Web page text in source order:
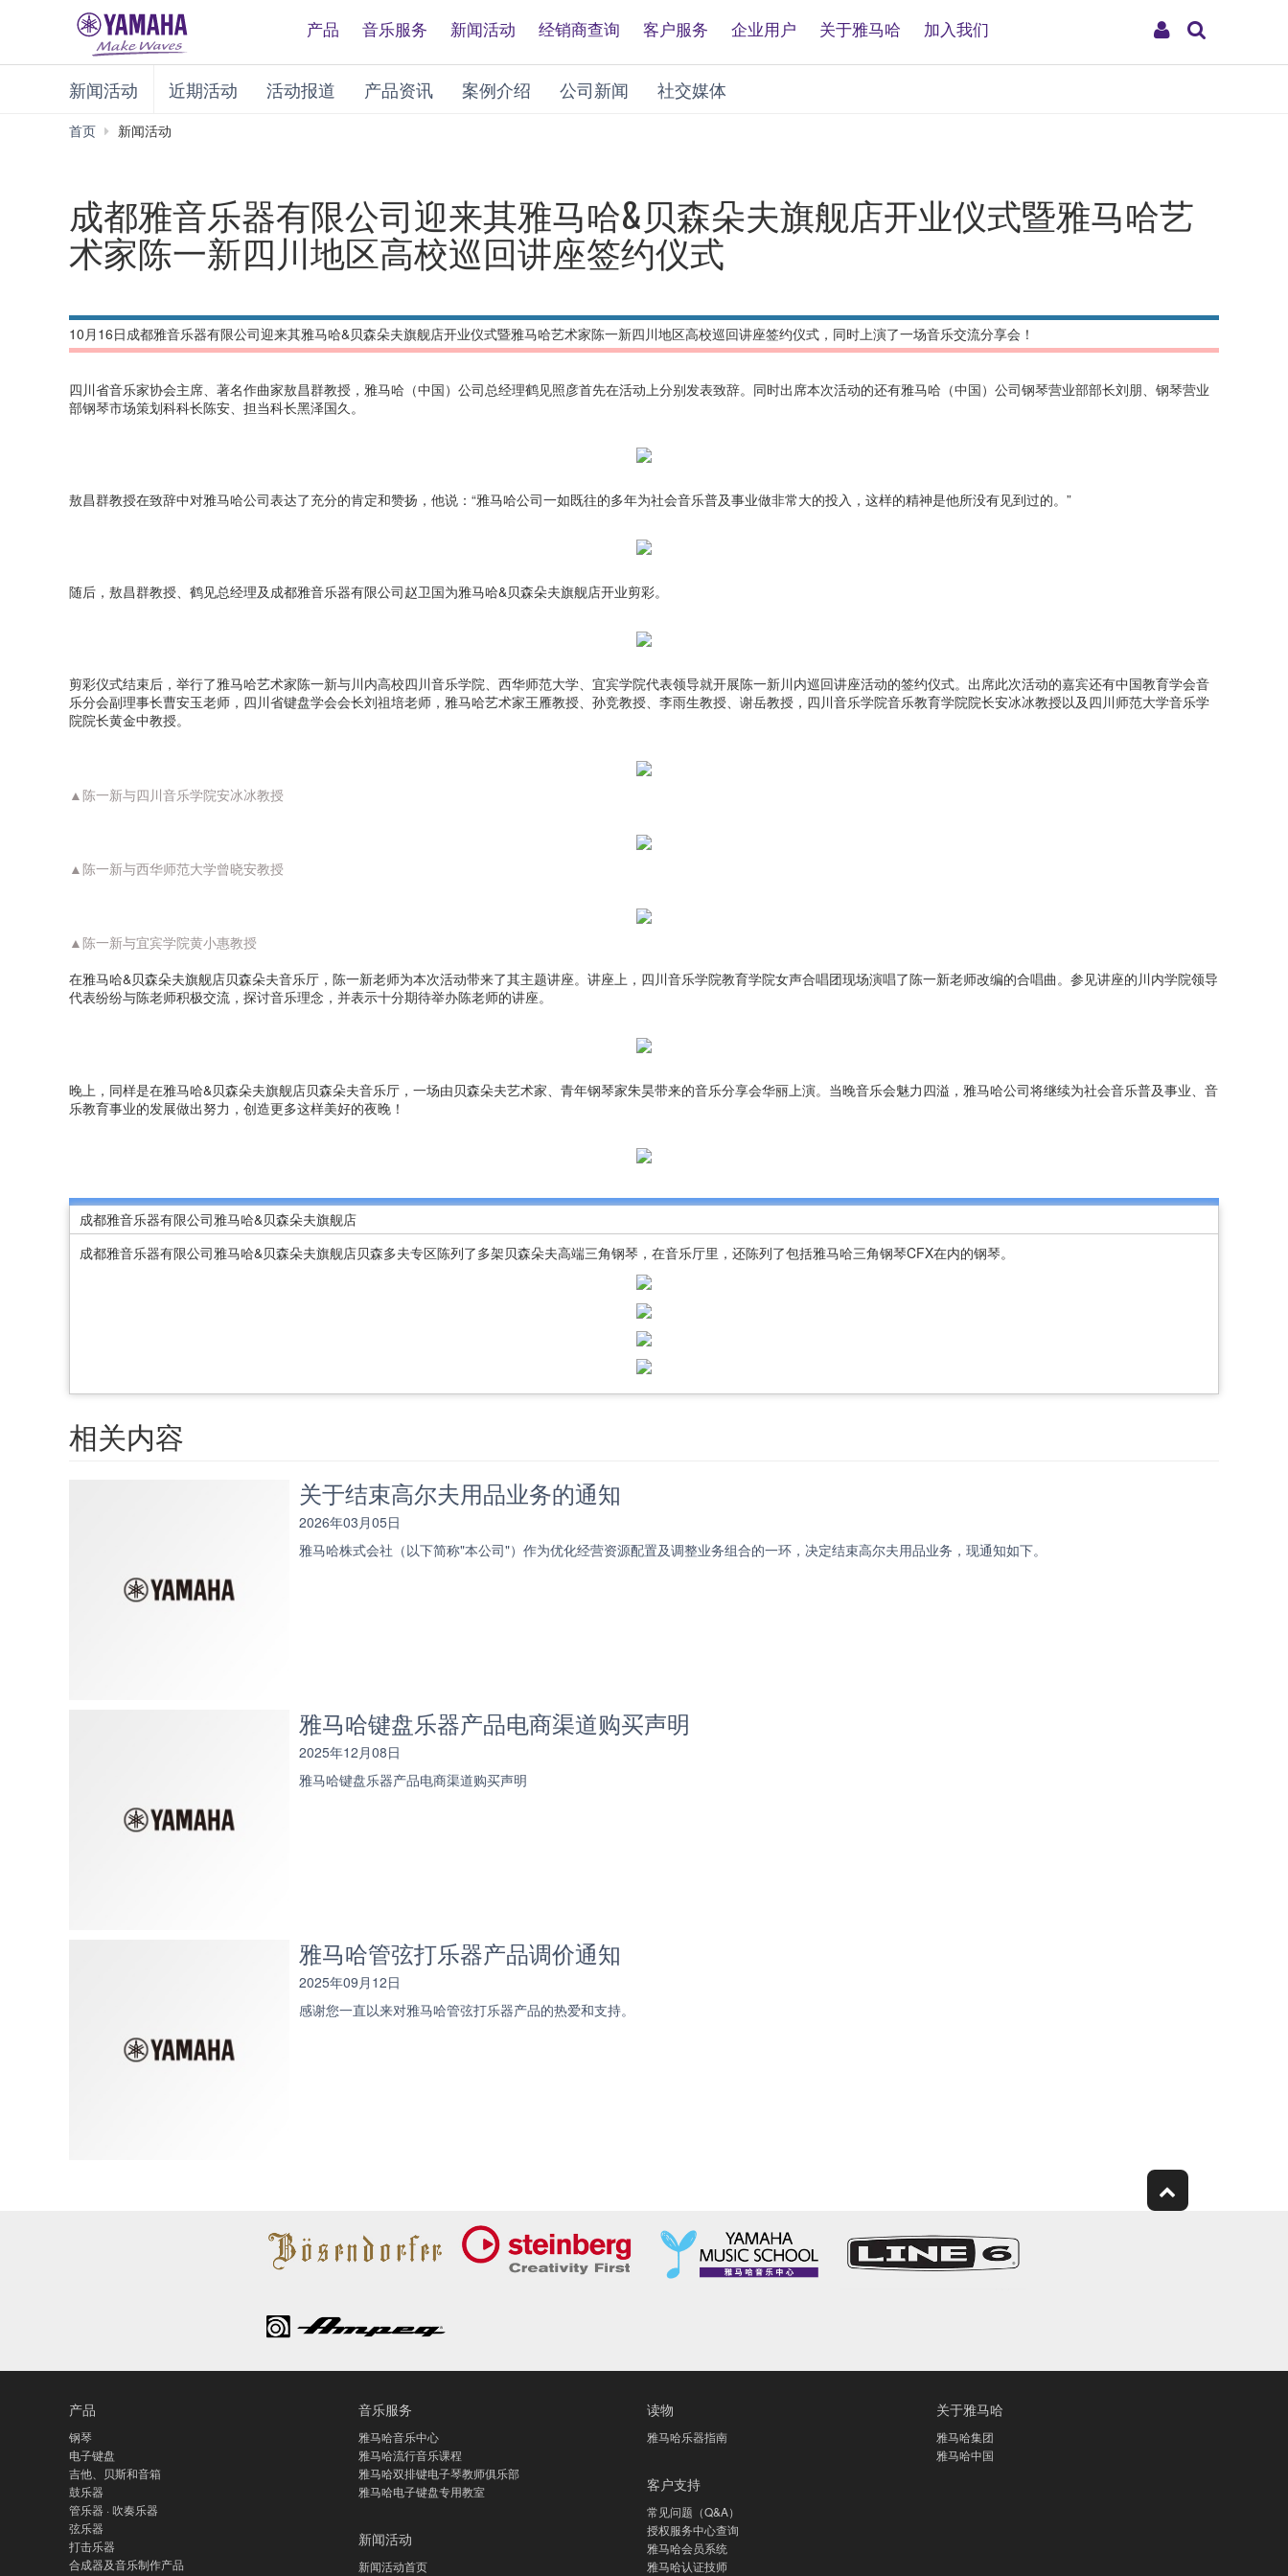
My
产品 音乐服务 新闻活动 经销商查询 客户服务 企业用户 关于雅马哈 加入我们
新闻活动 近期活动 活动报道 产品资讯 案例介绍 公司新闻 社交媒体
首页 新闻活动
成都雅音乐器有限公司迎来其雅马哈&贝森朵夫旗舰店开业仪式暨雅马哈艺
术家陈一新四川地区高校巡回讲座签约仪式
10月16日成都雅音乐器有限公司迎来其雅马哈&贝森朵夫旗舰店开业仪式暨雅马哈艺术家陈一新四川地区高校巡回讲座签约仪式，同时上演了一场音乐交流分享会！
四川省音乐家协会主席、著名作曲家敖昌群教授，雅马哈（中国）公司总经理鹤见照彦首先在活动上分别发表致辞。同时出席本次活动的还有雅马哈（中国）公司钢琴营业部部长刘朋、钢琴营业
部钢琴市场策划科科长陈安、担当科长黑泽国久。
敖昌群教授在致辞中对雅马哈公司表达了充分的肯定和赞扬，他说：“雅马哈公司一如既往的多年为社会音乐普及事业做非常大的投入，这样的精神是他所没有见到过的。”
随后，敖昌群教授、鹤见总经理及成都雅音乐器有限公司赵卫国为雅马哈&贝森朵夫旗舰店开业剪彩。
剪彩仪式结束后，举行了雅马哈艺术家陈一新与川内高校四川音乐学院、西华师范大学、宜宾学院代表领导就开展陈一新川内巡回讲座活动的签约仪式。出席此次活动的嘉宾还有中国教育学会音
乐分会副理事长曹安玉老师，四川省键盘学会会长刘祖培老师，雅马哈艺术家王雁教授、孙竞教授、李雨生教授、谢岳教授，四川音乐学院音乐教育学院院长安冰冰教授以及四川师范大学音乐学
院院长黄金中教授。
▲陈一新与四川音乐学院安冰冰教授
▲陈一新与西华师范大学曾晓安教授
▲陈一新与宜宾学院黄小惠教授
在雅马哈&贝森朵夫旗舰店贝森朵夫音乐厅，陈一新老师为本次活动带来了其主题讲座。讲座上，四川音乐学院教育学院女声合唱团现场演唱了陈一新老师改编的合唱曲。参见讲座的川内学院领导
代表纷纷与陈老师积极交流，探讨音乐理念，并表示十分期待举办陈老师的讲座。
晚上，同样是在雅马哈&贝森朵夫旗舰店贝森朵夫音乐厅，一场由贝森朵夫艺术家、青年钢琴家朱昊带来的音乐分享会华丽上演。当晚音乐会魅力四溢，雅马哈公司将继续为社会音乐普及事业、音
乐教育事业的发展做出努力，创造更多这样美好的夜晚！
成都雅音乐器有限公司雅马哈&贝森朵夫旗舰店
成都雅音乐器有限公司雅马哈&贝森朵夫旗舰店贝森多夫专区陈列了多架贝森朵夫高端三角钢琴，在音乐厅里，还陈列了包括雅马哈三角钢琴CFX在内的钢琴。
相关内容
关于结束高尔夫用品业务的通知
2026年03月05日
雅马哈株式会社（以下简称"本公司"）作为优化经营资源配置及调整业务组合的一环，决定结束高尔夫用品业务，现通知如下。
雅马哈键盘乐器产品电商渠道购买声明
2025年12月08日
雅马哈键盘乐器产品电商渠道购买声明
雅马哈管弦打乐器产品调价通知
2025年09月12日
感谢您一直以来对雅马哈管弦打乐器产品的热爱和支持。
产品
钢琴
电子键盘
吉他、贝斯和音箱
鼓乐器
管乐器 · 吹奏乐器
弦乐器
打击乐器
合成器及音乐制作产品
音乐服务
雅马哈音乐中心
雅马哈流行音乐课程
雅马哈双排键电子琴教师俱乐部
雅马哈电子键盘专用教室
新闻活动
新闻活动首页
读物
雅马哈乐器指南
客户支持
常见问题（Q&A）
授权服务中心查询
雅马哈会员系统
雅马哈认证技师
关于雅马哈
雅马哈集团
雅马哈中国